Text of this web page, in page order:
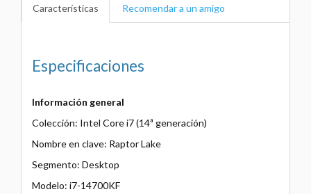
Características Recomendar a un amigo
Especificaciones
Información general
Colección: Intel Core i7 (14ª generación)
Nombre en clave: Raptor Lake
Segmento: Desktop
Modelo: i7-14700KF